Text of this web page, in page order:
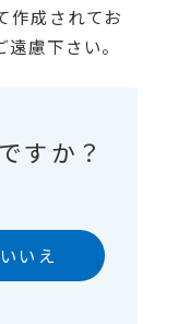
作成されてお
慮下さい。
すか？
いいえ